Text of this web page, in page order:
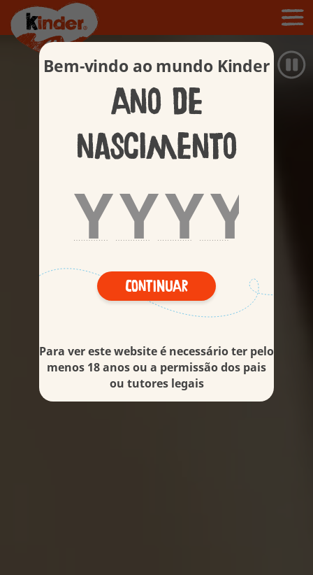
Bem-vindo ao mundo Kinder
Ano de
nascimento
Continuar
Para ver este website é necessário ter pelo
menos 18 anos ou a permissão dos pais
ou tutores legais